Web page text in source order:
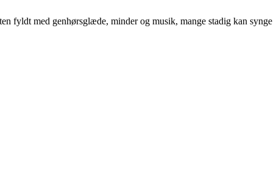
fyldt med genhørsglæde, minder og musik, mange stadig kan synge